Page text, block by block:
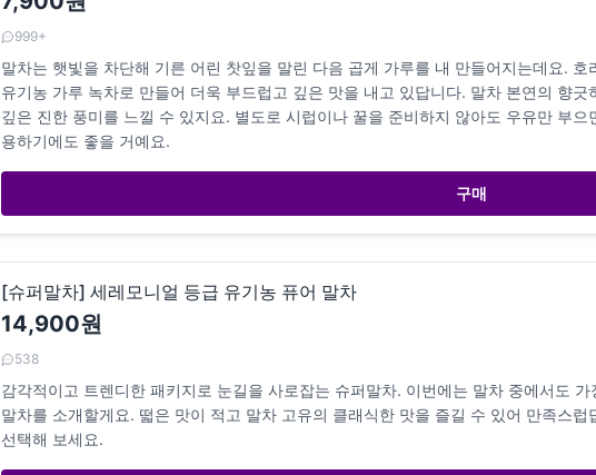
999+
말차는 햇빛을 차단해 기른 어린 찻잎을 말린 다음 곱게 가루를 내 만들어지는데요.
유기농 가루 녹차로 만들어 더욱 부드럽고 깊은 맛을 내고 있답니다. 말차 본연의 향
깊은 진한 풍미를 느낄 수 있지요. 별도로 시럽이나 꿀을 준비하지 않아도 우유만 부
용하기에도 좋을 거예요.
구매
[슈퍼말차] 세레모니얼 등급 유기농 퓨어 말차
14,900원
538
감각적이고 트렌디한 패키지로 눈길을 사로잡는 슈퍼말차. 이번에는 말차 중에서도
말차를 소개할게요. 떫은 맛이 적고 말차 고유의 클래식한 맛을 즐길 수 있어 만족스
선택해 보세요.